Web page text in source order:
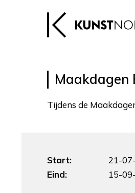
Maakdagen
Tijdens de
Start:
21-
Eind:
15-